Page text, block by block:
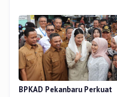
BPKAD Pekanbaru Perkuat